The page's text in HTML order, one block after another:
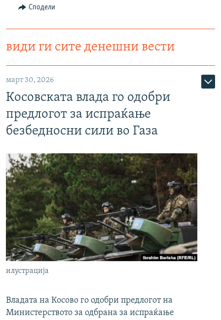
Сподели
види ги сите денешни вести
март 30, 2026
Косовската влада го одобри
предлогот за испраќање
безбедносни сили во Газа
илустрација
Владата на Косово го одобри предлогот на
Министерството за одбрана за испраќање